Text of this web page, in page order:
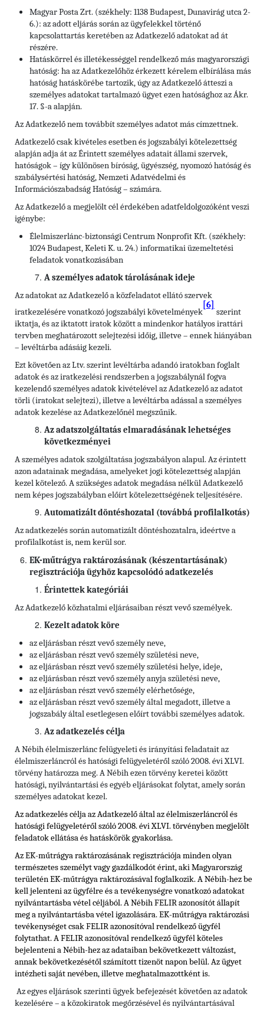
Magyar Posta Zrt. (székhely: 1138 Budapest, Dunavirág utca 2-
6.): az adott eljárás során az ügyfelekkel történő
kapcsolattartás keretében az Adatkezelő adatokat ad át
részére.
Hatáskörrel és illetékességgel rendelkező más magyarországi
hatóság: ha az Adatkezelőhöz érkezett kérelem elbírálása más
hatóság hatáskörébe tartozik, úgy az Adatkezelő átteszi a
személyes adatokat tartalmazó ügyet ezen hatósághoz az Ákr.
17. §-a alapján.
Az Adatkezelő nem továbbít személyes adatot más címzettnek.
Adatkezelő csak kivételes esetben és jogszabályi kötelezettség
alapján adja át az Érintett személyes adatait állami szervek,
hatóságok – így különösen bíróság, ügyészség, nyomozó hatóság és
szabálysértési hatóság, Nemzeti Adatvédelmi és
Információszabadság Hatóság – számára.
Az Adatkezelő a megjelölt cél érdekében adatfeldolgozóként veszi
igénybe:
Élelmiszerlánc-biztonsági Centrum Nonprofit Kft. (székhely:
1024 Budapest, Keleti K. u. 24.) informatikai üzemeltetési
feladatok vonatkozásában
A személyes adatok tárolásának ideje
Az adatokat az Adatkezelő a közfeladatot ellátó szervek
iratkezelésére vonatkozó jogszabályi követelmények
[6]
szerint
iktatja, és az iktatott iratok között a mindenkor hatályos irattári
tervben meghatározott selejtezési időig, illetve – ennek hiányában
– levéltárba adásáig kezeli.
Ezt követően az Ltv. szerint levéltárba adandó iratokban foglalt
adatok és az iratkezelési rendszerben a jogszabálynál fogva
kezelendő személyes adatok kivételével az Adatkezelő az adatot
törli (iratokat selejtezi), illetve a levéltárba adással a személyes
adatok kezelése az Adatkezelőnél megszűnik.
Az adatszolgáltatás elmaradásának lehetséges
következményei
A személyes adatok szolgáltatása jogszabályon alapul. Az érintett
azon adatainak megadása, amelyeket jogi kötelezettség alapján
kezel kötelező. A szükséges adatok megadása nélkül Adatkezelő
nem képes jogszabályban előírt kötelezettségének teljesítésére.
Automatizált döntéshozatal (továbbá profilalkotás)
Az adatkezelés során automatizált döntéshozatalra, ideértve a
profilalkotást is, nem kerül sor.
EK-műtrágya raktározásának (készentartásának)
regisztrációja ügyhöz kapcsolódó adatkezelés
Érintettek kategóriái
Az Adatkezelő közhatalmi eljárásaiban részt vevő személyek.
Kezelt adatok köre
az eljárásban részt vevő személy neve,
az eljárásban részt vevő személy születési neve,
az eljárásban részt vevő személy születési helye, ideje,
az eljárásban részt vevő személy anyja születési neve,
az eljárásban részt vevő személy elérhetősége,
az eljárásban részt vevő személy által megadott, illetve a
jogszabály által esetlegesen előírt további személyes adatok.
Az adatkezelés célja
A Nébih élelmiszerlánc felügyeleti és irányítási feladatait az
élelmiszerláncról és hatósági felügyeletéről szóló 2008. évi XLVI.
törvény határozza meg. A Nébih ezen törvény keretei között
hatósági, nyilvántartási és egyéb eljárásokat folytat, amely során
személyes adatokat kezel.
Az adatkezelés célja az Adatkezelő által az élelmiszerláncról és
hatósági felügyeletéről szóló 2008. évi XLVI. törvényben megjelölt
feladatok ellátása és hatáskörök gyakorlása.
Az EK-műtrágya raktározásának regisztrációja minden olyan
természetes személyt vagy gazdálkodót érint, aki Magyarország
területén EK-műtrágya raktározásával foglalkozik. A Nébih-hez be
kell jelenteni az ügyfélre és a tevékenységre vonatkozó adatokat
nyilvántartásba vétel céljából. A Nébih FELIR azonosítót állapít
meg a nyilvántartásba vétel igazolására. EK-műtrágya raktározási
tevékenységet csak FELIR azonosítóval rendelkező ügyfél
folytathat. A FELIR azonosítóval rendelkező ügyfél köteles
bejelenteni a Nébih-hez az adataiban bekövetkezett változást,
annak bekövetkezésétől számított tizenöt napon belül. Az ügyet
intézheti saját nevében, illetve meghatalmazottként is.
Az egyes eljárások szerinti ügyek befejezését követően az adatok
kezelésére – a közokiratok megőrzésével és nyilvántartásával